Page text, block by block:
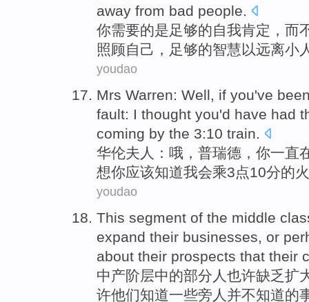
away from bad people.
你需要的是足够的自我肯定 ， 而
照顾自己 ，足够的智慧以远离小
youdao
Mrs Warren: Well, if you've
fault: I thought you'd have had
coming by the 3:10 train.
华伦夫人
： 哦 ， 普瑞德 ， 你一直
想你应该知道我会乘3点10分的
youdao
This segment of the middle
expand their businesses or
about their prospects that their
中产阶层中的部分 人 也许缺乏扩
许他们知道一些旁人 并不知道的